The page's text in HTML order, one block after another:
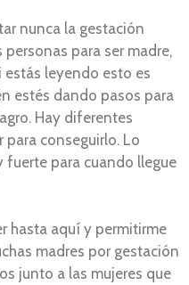
nunca la gestación
para ser madre,
estás leyendo esto es
estés dando pasos para
Hay diferentes
conseguirlo. Lo
fuerte para cuando llegue
hasta aquí y permitirme
madres por gestación
junto a las mujeres que